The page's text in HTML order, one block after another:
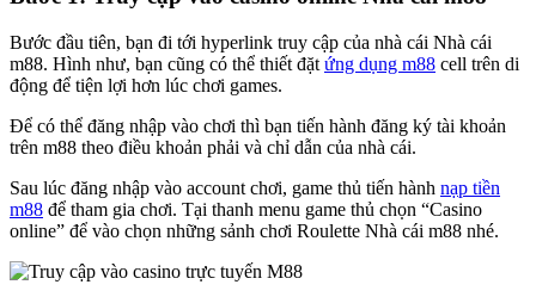
Bước đầu tiên, bạn đi tới hyperlink truy cập của nhà cái Nhà cái
m88. Hình như, bạn cũng có thể thiết đặt ứng dụng m88 cell trên di
động để tiện lợi hơn lúc chơi games.
Để có thể đăng nhập vào chơi thì bạn tiến hành đăng ký tài khoản
trên m88 theo điều khoản phải và chỉ dẫn của nhà cái.
Sau lúc đăng nhập vào account chơi, game thủ tiến hành nạp tiền
m88 để tham gia chơi. Tại thanh menu game thủ chọn “Casino
online” để vào chọn những sảnh chơi Roulette Nhà cái m88 nhé.